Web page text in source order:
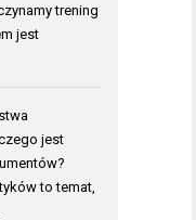
trening
jest
jest
to temat,